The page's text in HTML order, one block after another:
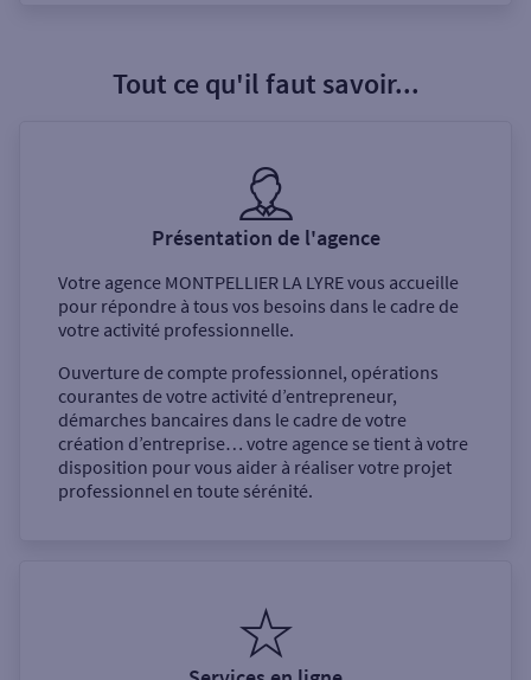
Tout ce qu'il faut savoir...
Présentation de l'agence
Votre agence MONTPELLIER LA LYREvous accueille
pour répondre à tous vos besoins dans le cadre de
votre activité professionnelle.
Ouverture de compte professionnel, opérations
courantes de votre activité d’entrepreneur,
démarches bancaires dans le cadre de votre
création d’entreprise… votre agence se tient à votre
disposition pour vous aider à réaliser votre projet
professionnel en toute sérénité.